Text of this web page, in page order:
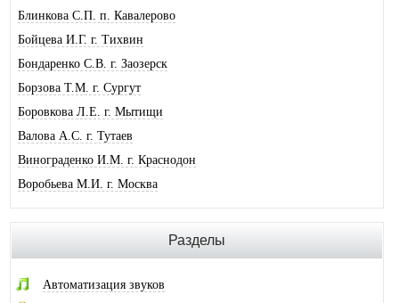
Блинкова С.П. п. Кавалерово
Бойцева И.Г. г. Тихвин
Бондаренко С.В. г. Заозерск
Борзова Т.М. г. Сургут
Боровкова Л.Е. г. Мытищи
Валова А.С. г. Тутаев
Винограденко И.М. г. Краснодон
Воробьева М.И. г. Москва
Гандрабура Н.В. г. Кишинев
Гвоздева Е.А. г. Москва
Головина А.И. г. Минусинск
Разделы
Автоматизация звуков